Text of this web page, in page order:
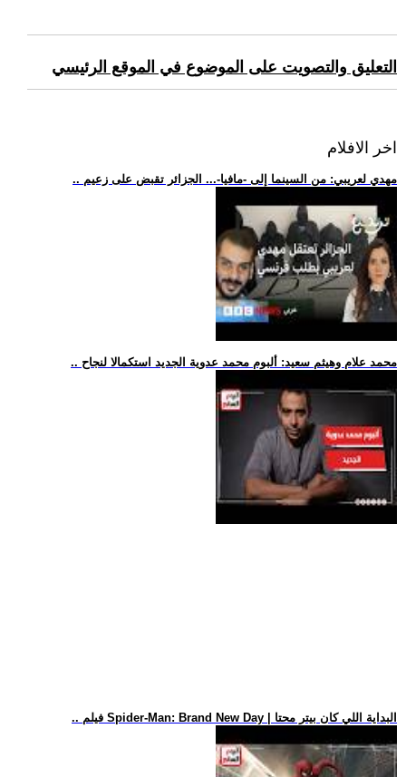
التعليق والتصويت على الموضوع في الموقع الرئيسي
اخر الافلام
.. مهدي لعريبي: من السينما إلى -مافيا-... الجزائر تقبض على زعيم
.. محمد علام وهيثم سعيد: ألبوم محمد عدوية الجديد استكمالا لنجاح
.. فيلم Spider-Man: Brand New Day | البداية اللي كان بيتر محتا